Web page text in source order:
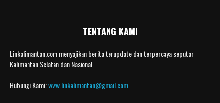
TENTANG KAMI
Linkalimantan.com menyajikan berita terupdate dan terpercaya seputar
Kalimantan Selatan dan Nasional
Hubungi Kami:www.linkalimantan@gmail.com